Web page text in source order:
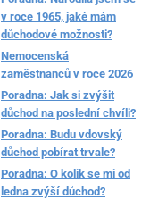
v roce 1965, jaké mám
důchodové možnosti?
Nemocenská
zaměstnanců v roce 2026
Poradna: Jak si zvýšit
důchod na poslední chvíli?
Poradna: Budu vdovský
důchod pobírat trvale?
Poradna: O kolik se mi od
ledna zvýší důchod?